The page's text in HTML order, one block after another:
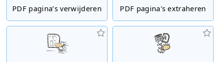
PDF pagina’s verwijderen PDF pagina's extraheren